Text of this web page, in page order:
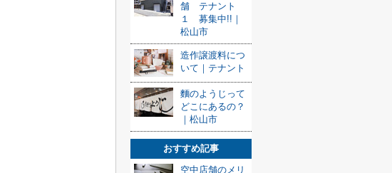
舗 テナント
１ 募集中!!｜
松山市
造作譲渡料につ
いて｜テナント
麵のようじって
どこにあるの？
｜松山市
おすすめ記事
空中店舗のメリ